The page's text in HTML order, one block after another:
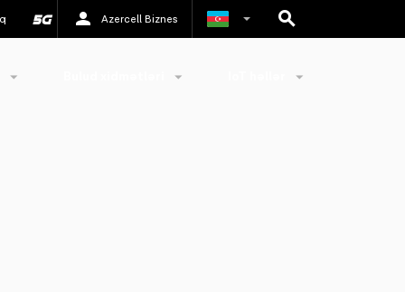
Azercell Biznes